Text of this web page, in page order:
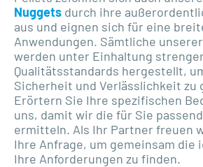
Nuggets durch ihre
aus und eignen sich für eine
Anwendungen. Sämtliche
werden unter Einhaltung strenger
Qualitätsstandards hergestellt,
Sicherheit und Verlässlichkeit zu
Erörtern Sie Ihre spezifischen
uns, damit wir die für Sie
ermitteln. Als Ihr Partner freuen
Ihre Anfrage, um gemeinsam die
Ihre Anforderungen zu finden.